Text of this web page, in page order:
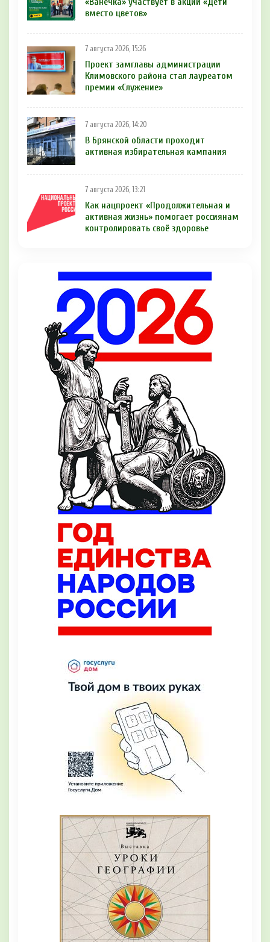
вместо цветов»
7 августа 2026, 15:26
Проект замглавы администрации
Климовского района стал лауреатом
премии «Служение»
7 августа 2026, 14:20
В Брянской области проходит
активная избирательная кампания
7 августа 2026, 13:21
Как нацпроект «Продолжительная и
активная жизнь» помогает россиянам
контролировать своё здоровье